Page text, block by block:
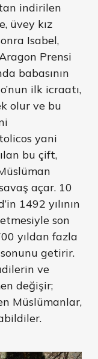
indirilen
üvey kız
Isabel,
Prensi
babasının
ilk icraatı,
olur ve bu
yani
bu çift,
açar. 10
1492 yılının
son
yıldan fazla
sonunu getirir.
ve
değişir;
Müslümanlar,